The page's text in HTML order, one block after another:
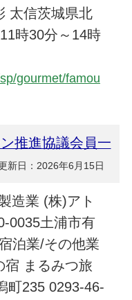
太信茨城県北
時30分～14時
gourmet/famou
推進協議会員一
新日：2026年6月15日
造業 (株)アト
0035土浦市有
泊業/その他業
宿 まるみつ旅
町235 0293-46-